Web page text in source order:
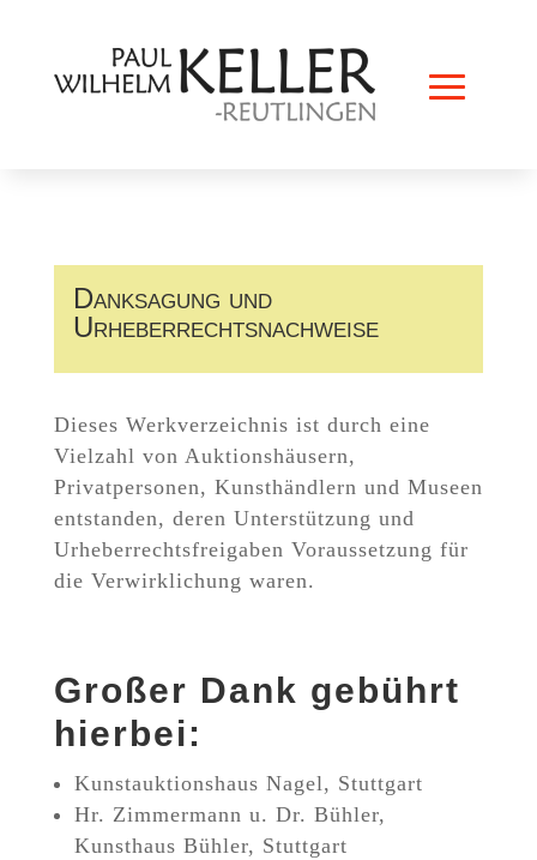
Danksagung und
Urheberrechtsnachweise
Dieses Werkverzeichnis ist durch eine
Vielzahl von Auktionshäusern,
Privatpersonen, Kunsthändlern und Museen
entstanden, deren Unterstützung und
Urheberrechtsfreigaben Voraussetzung für
die Verwirklichung waren.
Großer Dank gebührt
hierbei:
Kunstauktionshaus Nagel, Stuttgart
Hr. Zimmermann u. Dr. Bühler,
Kunsthaus Bühler, Stuttgart